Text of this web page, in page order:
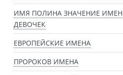
ИМЯ ПОЛИНА ЗНАЧЕНИЕ
ДЕВОЧЕК
ЕВРОПЕЙСКИЕ ИМЕНА
ПРОРОКОВ ИМЕНА